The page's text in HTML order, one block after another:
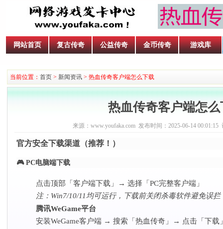
网站首页 复古传奇 公益传奇 金币传奇 游戏库
当前位置： 首页 > 新闻资讯 > 热血传奇客户端怎么下载
热血传奇客户端怎
来源：www.youfaka.com 发布时间：2025-06-14 00:01:15
官方安全下载渠道（推荐！）
🎮 PC电脑端下载
点击顶部「客户端下载」→ 选择「PC完整客户端」
注：Win7/10/11均可运行，下载前关闭杀毒软件避免误拦
腾讯WeGame平台
安装WeGame客户端 → 搜索「热血传奇」→ 点击「下载